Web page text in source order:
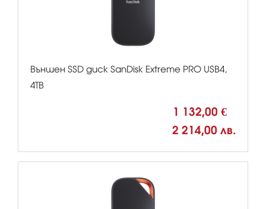
Външен SSD диск SanDisk Extreme PRO USB4,
4TB
1 132,00 €
2 214,00 лв.